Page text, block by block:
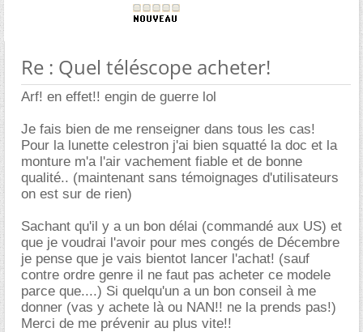
Re : Quel téléscope acheter!
Arf! en effet!! engin de guerre lol
Je fais bien de me renseigner dans tous les cas!
Pour la lunette celestron j'ai bien squatté la doc et la
monture m'a l'air vachement fiable et de bonne
qualité.. (maintenant sans témoignages d'utilisateurs
on est sur de rien)
Sachant qu'il y a un bon délai (commandé aux US) et
que je voudrai l'avoir pour mes congés de Décembre
je pense que je vais bientot lancer l'achat! (sauf
contre ordre genre il ne faut pas acheter ce modele
parce que....) Si quelqu'un a un bon conseil à me
donner (vas y achete là ou NAN!! ne la prends pas!)
Merci de me prévenir au plus vite!!